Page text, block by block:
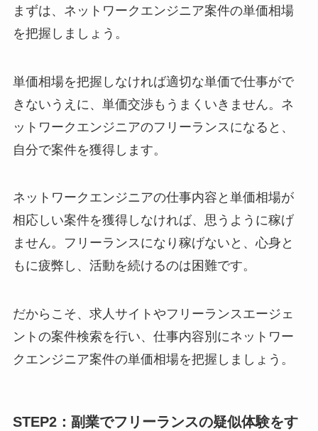
まずは、ネットワークエンジニア案件の単価相場
を把握しましょう。
単価相場を把握しなければ適切な単価で仕事がで
きないうえに、単価交渉もうまくいきません。ネ
ットワークエンジニアのフリーランスになると、
自分で案件を獲得します。
ネットワークエンジニアの仕事内容と単価相場が
相応しい案件を獲得しなければ、思うように稼げ
ません。フリーランスになり稼げないと、心身と
もに疲弊し、活動を続けるのは困難です。
だからこそ、求人サイトやフリーランスエージェ
ントの案件検索を行い、仕事内容別にネットワー
クエンジニア案件の単価相場を把握しましょう。
STEP2：副業でフリーランスの疑似体験をす